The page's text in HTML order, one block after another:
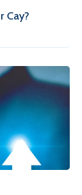
Cay?